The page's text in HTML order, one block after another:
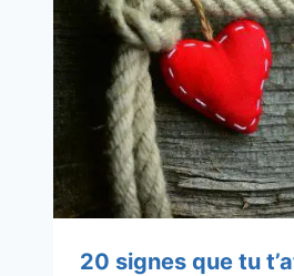
20 signes que tu